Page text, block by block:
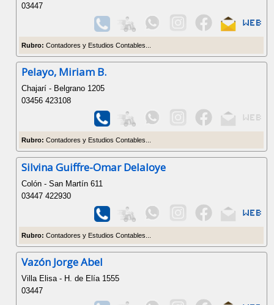
03447
Rubro: Contadores y Estudios Contables...
Pelayo, Miriam B.
Chajarí - Belgrano 1205
03456 423108
Rubro: Contadores y Estudios Contables...
Silvina Guiffre-Omar Delaloye
Colón - San Martín 611
03447 422930
Rubro: Contadores y Estudios Contables...
Vazón Jorge Abel
Villa Elisa - H. de Elía 1555
03447